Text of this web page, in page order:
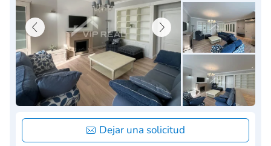
Dejar una solicitud